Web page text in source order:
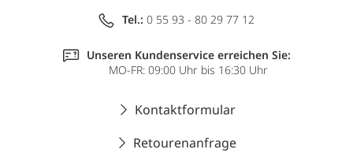
Tel.: 0 55 93 - 80 29 77 12
Unseren Kundenservice erreichen Sie:
MO-FR: 09:00 Uhr bis 16:30 Uhr
Kontaktformular
Retourenanfrage